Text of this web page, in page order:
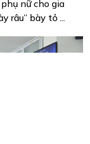
nữ cho gia
râu” bày tỏ ...